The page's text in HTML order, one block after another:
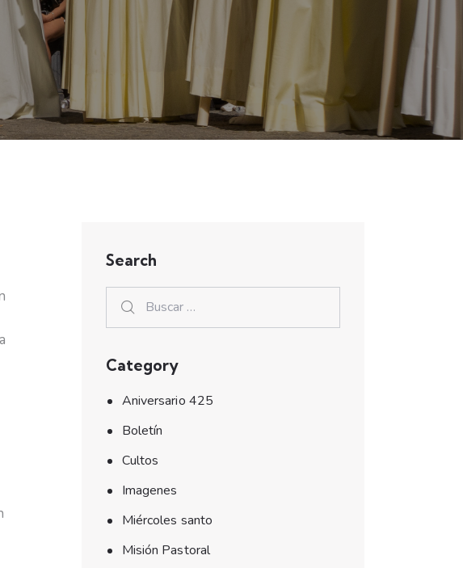
Search
Category
Aniversario 425
Boletín
Cultos
Imagenes
Miércoles santo
Misión Pastoral